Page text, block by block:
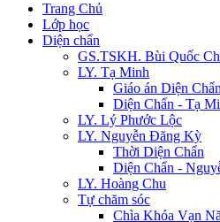
Trang Chủ
Lớp học
Diện chẩn
GS.TSKH. Bùi Quốc
LY. Tạ Minh
Giáo án Diện
Diện Chẩn - Tạ
LY. Lý Phước Lộc
LY. Nguyễn Đăng Kỳ
Thời Diện Chẩn
Diện Chẩn -
LY. Hoàng Chu
Tự chăm sóc
Chìa Khóa Vạn